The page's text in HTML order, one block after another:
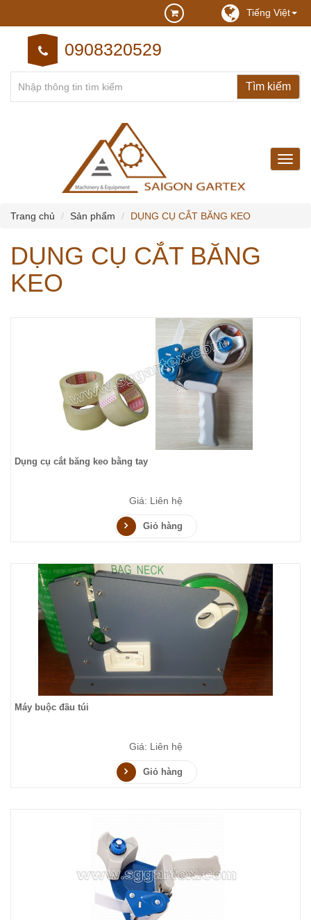
Tiếng Việt
0908320529
may
may
Trang chủ
Sản phẩm DỤNG CỤ CẮT BĂNG KEO
DỤNG CỤ CẮT BĂNG
KEO
Dụng cụ cắt băng keo bằng tay
Giá: Liên hệ
Giỏ hàng
Máy buộc đầu túi
Giá: Liên hệ
Giỏ hàng